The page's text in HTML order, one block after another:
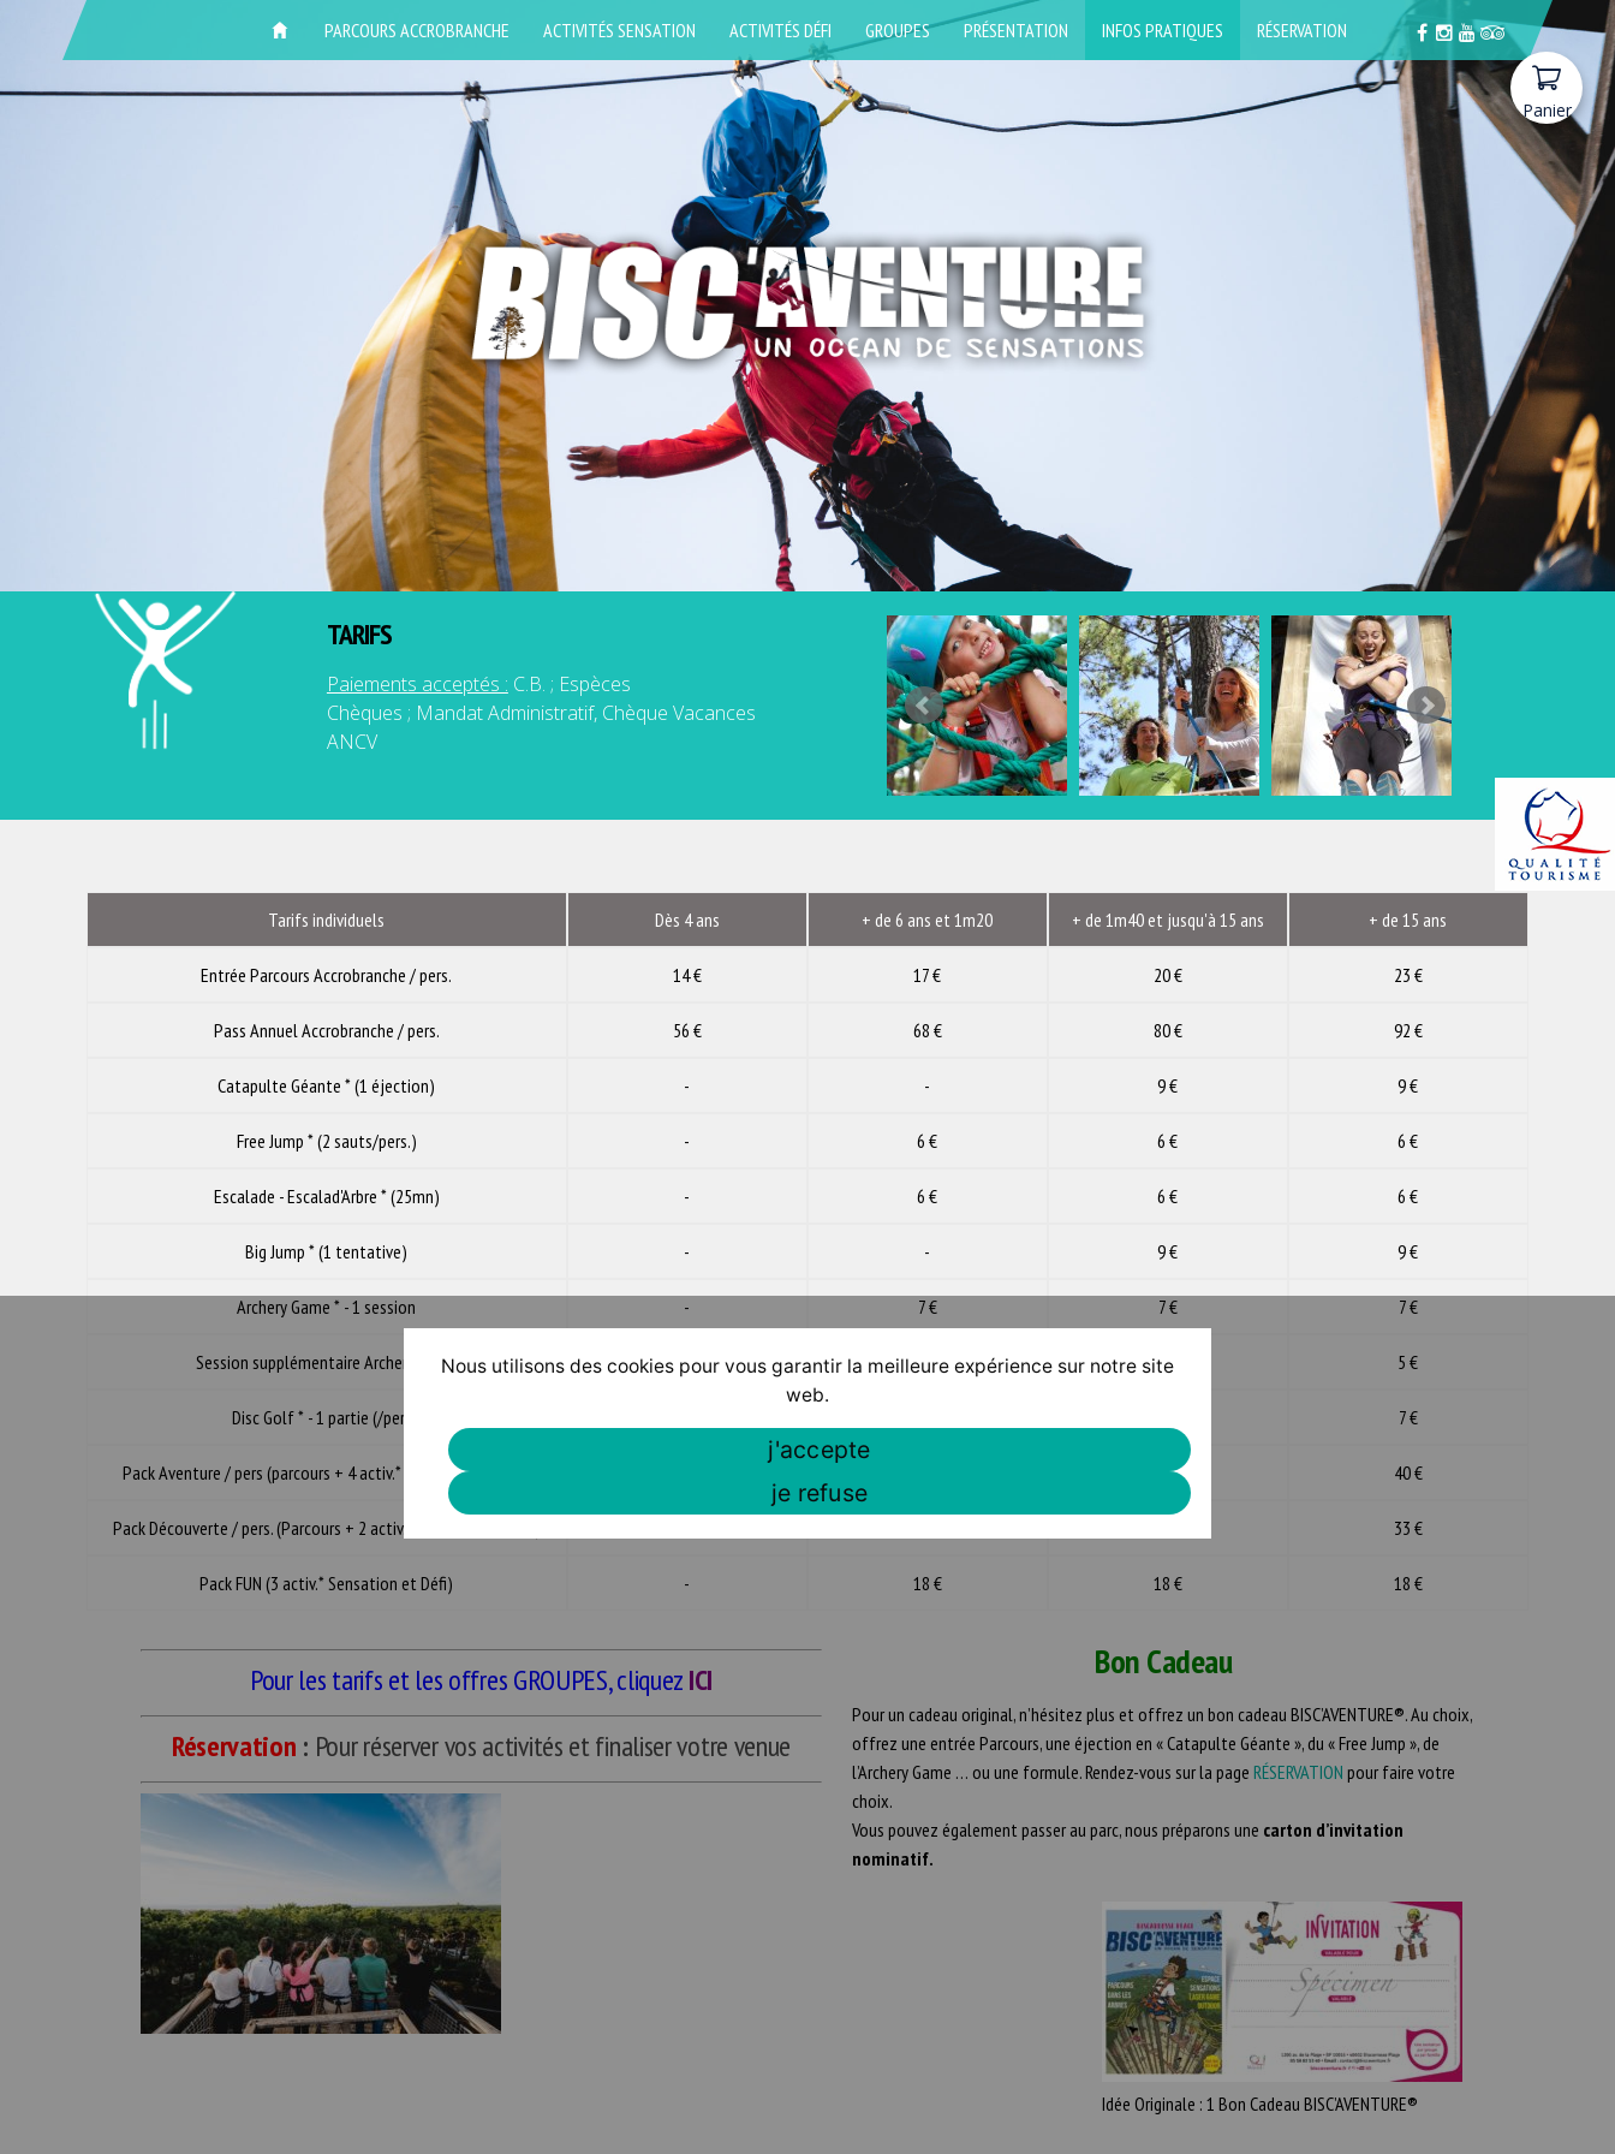
Panier
ACCUEIL PARCOURS ACCROBRANCHE ACTIVITÉS SENSATION ACTIVITÉS DÉFI GROUPES PRÉSENTATION INFOS PRATIQUES RÉSERVATION
TARIFS
Paiements acceptés : C.B. ; Espèces
Chèques ; Mandat Administratif, Chèque Vacances
ANCV
Tarifs individuels Dès 4 ans + de 6 ans et 1m20 + de 1m40 et jusqu'à 15 ans + de 15 ans
Entrée Parcours Accrobranche / pers. 14 € 17 € 20 € 23 €
Pass Annuel Accrobranche / pers. 56 € 68 € 80 € 92 €
Catapulte Géante * (1 éjection) - - 9 € 9 €
Free Jump * (2 sauts/pers.) - 6 € 6 € 6 €
Escalade - Escalad'Arbre * (25mn) - 6 € 6 € 6 €
Big Jump * (1 tentative) - - 9 € 9 €
Archery Game * - 1 session - 7 € 7 € 7 €
Session supplémentaire Archery Game - 5 € 5 € 5 €
Disc Golf * - 1 partie (/pers.) 7 €
Pack Aventure / pers (parcours + 4 activ.* Sensation et Défi) 37 € 40 €
Pack Découverte / pers. (Parcours + 2 activ.* Sensation et Défi) 33 €
Pack FUN (3 activ.* Sensation et Défi) - 18 € 18 € 18 €
Pour les tarifs et les offres GROUPES, cliquezICI
Réservation : Pour réserver vos activités et finaliser votre venue
Bon Cadeau
Pour un cadeau original, n’hésitez plus et offrez un bon cadeau BISC’AVENTURE®. Au choix,
offrez une entrée Parcours, une éjection en « Catapulte Géante », du « Free Jump », de
l’Archery Game … ou une formule. Rendez-vous sur la page RÉSERVATION pour faire votre
choix.
Vous pouvez également passer au parc, nous préparons une carton d’invitation
nominatif.
Idée Originale : 1 Bon Cadeau BISC’AVENTURE®
Nous utilisons des cookies pour vous garantir la meilleure expérience sur notre site
web.
j'accepte
je refuse